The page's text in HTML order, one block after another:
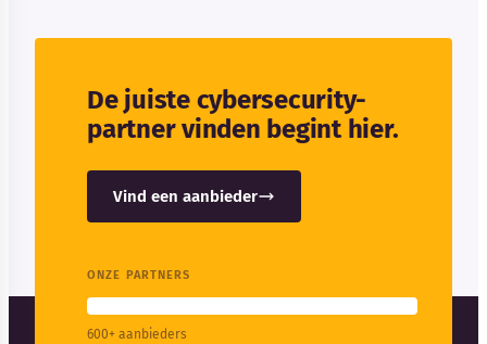
De juiste cybersecurity-
partner vinden begint hier.
Vind een aanbieder
ONZE PARTNERS
600+ aanbieders